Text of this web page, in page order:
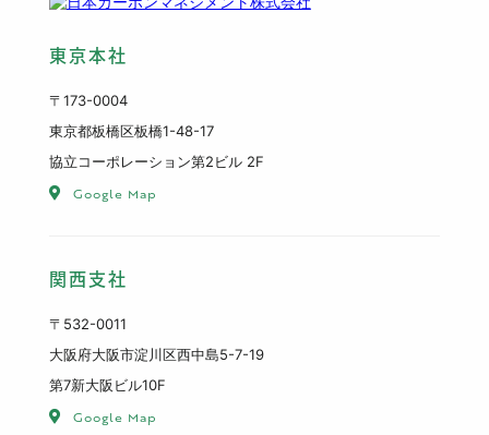
東京本社
〒173-0004
東京都板橋区板橋1-48-17
協立コーポレーション第2ビル 2F
Google Map
関西支社
〒532-0011
大阪府大阪市淀川区西中島5-7-19
第7新大阪ビル10F
Google Map